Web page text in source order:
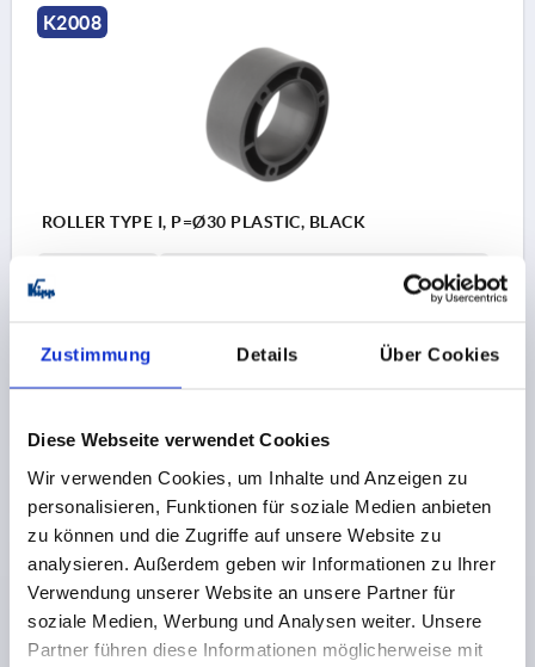
Zustimmung Details Über Cookies
Diese Webseite verwendet Cookies
Wir verwenden Cookies, um Inhalte und Anzeigen zu
personalisieren, Funktionen für soziale Medien anbieten
zu können und die Zugriffe auf unsere Website zu
analysieren. Außerdem geben wir Informationen zu Ihrer
Verwendung unserer Website an unsere Partner für
soziale Medien, Werbung und Analysen weiter. Unsere
Partner führen diese Informationen möglicherweise mit
K2008
ROLLER TYPE I, P=Ø30 PLASTIC, BLACK
Order number:
1,77 CHF
CAD
DOWNLOADS